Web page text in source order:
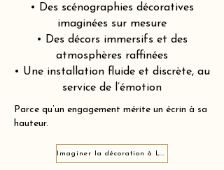
• Des scénographies décoratives
imaginées sur mesure
• Des décors immersifs et des
atmosphères raffinées
• Une installation fluide et discrète, au
service de l’émotion
Parce qu’un engagement mérite un écrin à sa
hauteur.
Imaginer la décoration à Langogne 48300